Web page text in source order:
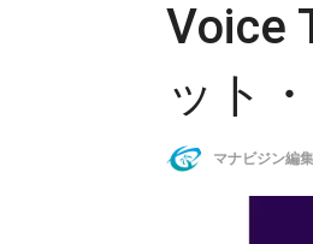
Voice
ット
マナビジン編